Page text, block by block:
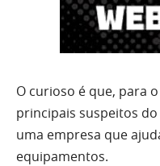
O curioso é que, para
principais suspeitos
uma empresa que
equipamentos.